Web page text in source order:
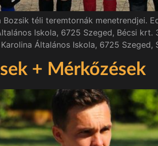
téli teremtornák menetrendjei.
Iskola, 6725 Szeged, Bécsi krt.
Általános Iskola, 6725
+ Mérkőzések